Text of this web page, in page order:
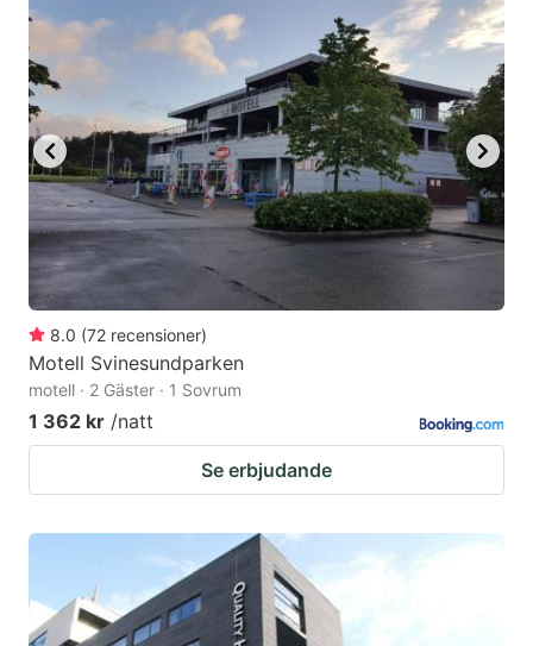
8.0 (72 recensioner)
Motell Svinesundparken
motell · 2 Gäster · 1 Sovrum
1 362 kr /natt
Se erbjudande